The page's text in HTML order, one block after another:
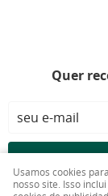
Quer
Usamos cookies
nosso site. Isso